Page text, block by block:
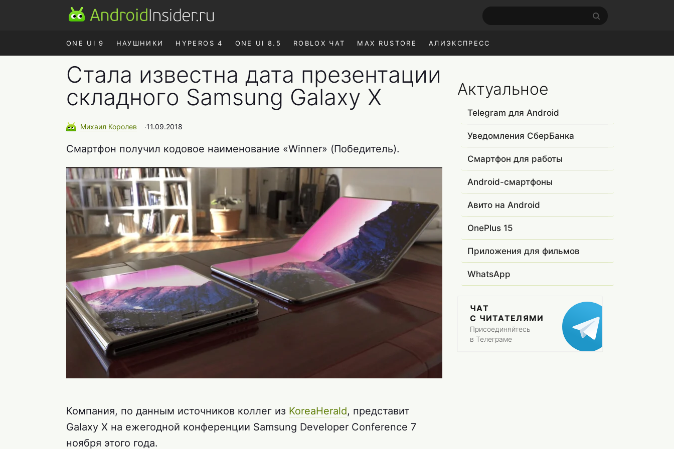
ONE UI 9 НАУШНИКИ HYPEROS 4 ONE UI 8.5 ROBLOX ЧАТ MAX RUSTORE АЛИЭКСПРЕСС
Стала известна дата презентации
складного Samsung Galaxy X
Михаил Королев ∙11.09.2018
Смартфон получил кодовое наименование «Winner» (Победитель).
Компания, по данным источников коллег из KoreaHerald, представит
Galaxy X на ежегодной конференции Samsung Developer Conference 7
ноября этого года.
Актуальное
Telegram для Android
Уведомления СберБанка
Смартфон для работы
Android-смартфоны
Авито на Android
OnePlus 15
Приложения для фильмов
WhatsApp
ЧАТ
С ЧИТАТЕЛЯМИ
Присоединяйтесь
в Телеграме